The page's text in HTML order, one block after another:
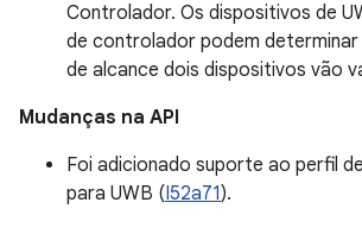
Controlador. Os dispositivos de
de controlador podem determinar
de alcance dois dispositivos vão
Mudanças na API
Foi adicionado suporte ao perfil
para UWB (I52a71).